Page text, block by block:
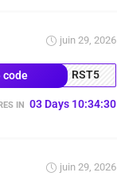
juin 29, 2026
code RST5
IN 03 Days 10:34:29
juin 29, 2026